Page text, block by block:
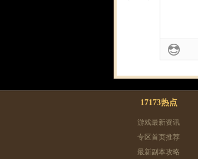
17173热点
游戏最新资讯
专区首页推荐
最新副本攻略